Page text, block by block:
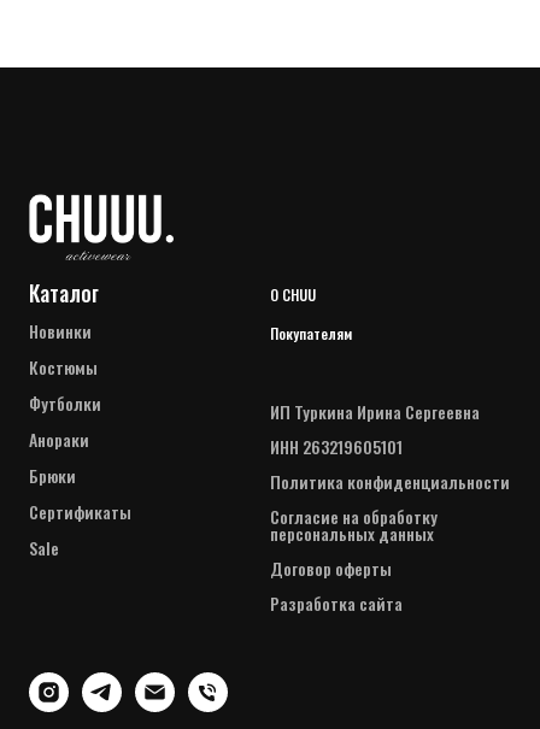
Каталог
Новинки
Костюмы
Футболки
Анораки
Брюки
Сертификаты
Sale
О CHUU
Покупателям
ИП Туркина Ирина Сергеевна
ИНН 263219605101
Политика конфиденциальности
Согласие на обработку
персональных данных
Договор оферты
Разработка сайта